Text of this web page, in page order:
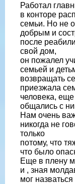
Работал
в конторе
семьи. Но не
добрым и
после
свой дом,
он пожалел
семьей и
возвращать
приезжала
человека, еще
общались с
Нам очень
никогда не
только
потому, что
что было
Еще в плену
и , зная
мог